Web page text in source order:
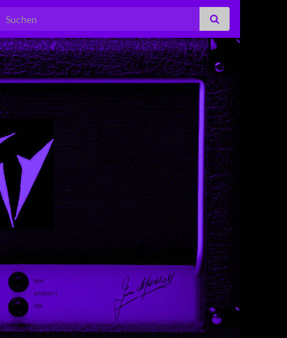
Search for: